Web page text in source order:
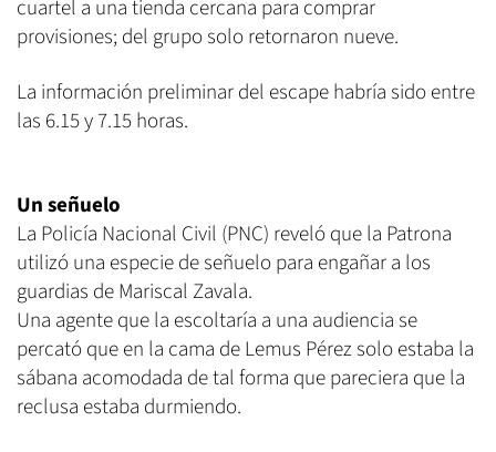
cuartel a una tienda cercana para comprar
provisiones; del grupo solo retornaron nueve.
La información preliminar del escape habría sido entre
las 6.15 y 7.15 horas.
Un señuelo
La Policía Nacional Civil (PNC) reveló que la Patrona
utilizó una especie de señuelo para engañar a los
guardias de Mariscal Zavala.
Una agente que la escoltaría a una audiencia se
percató que en la cama de Lemus Pérez solo estaba la
sábana acomodada de tal forma que pareciera que la
reclusa estaba durmiendo.